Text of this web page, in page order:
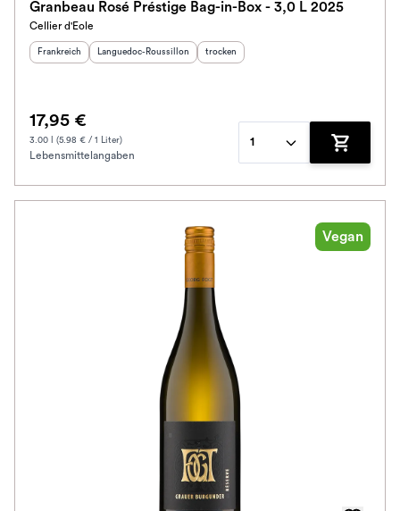
Granbeau Rosé Préstige Bag-in-Box - 3,0 L 2025
Cellier d'Eole
Herkunftsland
Frankreich Herkunftsregion:
Languedoc-Roussillon Geschmack
trocken
17,95 €
3.00 l (5.98 € / 1 Liter)
Lebensmittelangaben
1
Zum
Vegan